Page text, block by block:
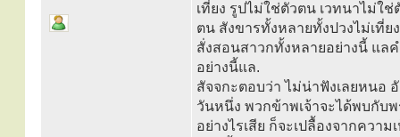
เที่ยง รูปไม่ใช่ตัวตน เวทนาไม่
ตน สังขารทั้งหลายทั้งปวงไม่เที่
สั่งสอนสาวกทั้งหลายอย่างนี้ แล
อย่างนี้แล.
สัจจกะตอบว่า ไม่น่าฟังเลยหนอ
วันหนึ่ง พวกข้าพเจ้าจะได้พบกับ
อย่างไรเสีย ก็จะเปลื้องจากควา